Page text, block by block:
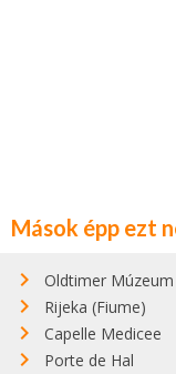
Mások épp ezt
Oldtimer
Rijeka (Fiume)
Capelle Medicee
Porte de Hal